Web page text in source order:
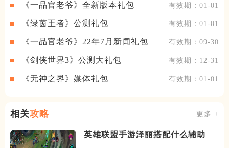
《一品官老爷》全新版本礼包 有效期：01-01
《绿茵王者》公测礼包 有效期：01-01
《一品官老爷》22年7月新闻礼包 有效期：09-30
《剑侠世界3》公测大礼包 有效期：12-31
《无神之界》媒体礼包 有效期：01-01
相关攻略 更多 +
英雄联盟手游泽丽搭配什么辅助